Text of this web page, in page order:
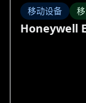
移动设备
Honeywell